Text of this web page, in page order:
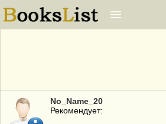
No_Name_20
Рекомендует: